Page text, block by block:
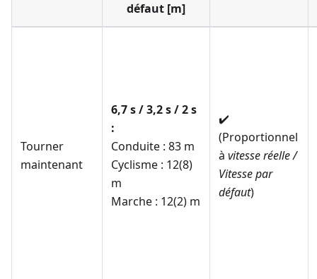
défaut [m]
Tourner
maintenant
6,7 s / 3,2 s / 2 s
:
Conduite : 83 m
Cyclisme : 12(8)
m
Marche : 12(2) m
✔️
(Proportionnel
à vitesse réelle /
Vitesse par
défaut)